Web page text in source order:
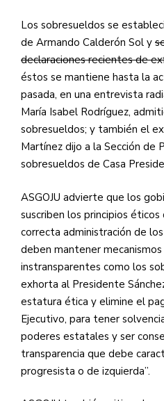
Los sobresueldos se
de Armando Calderón Sol y
declaraciones recientes de
éstos se mantiene hasta la
pasada, en una entrevista
María Isabel Rodríguez,
sobresueldos; y también el
Martínez dijo a la Sección de
sobresueldos de Casa
ASGOJU advierte que los
suscriben los principios
correcta administración de
deben mantener
instransparentes como los
exhorta al Presidente
estatura ética y elimine el
Ejecutivo, para tener
poderes estatales y ser
transparencia que debe
progresista o de izquierda”.